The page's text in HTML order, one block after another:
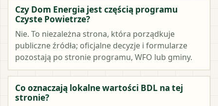
Czy Dom Energia jest częścią programu
Czyste Powietrze?
Nie. To niezależna strona, która porządkuje
publiczne źródła; oficjalne decyzje i formularze
pozostają po stronie programu, WFO lub gminy.
Co oznaczają lokalne wartości BDL na tej
stronie?